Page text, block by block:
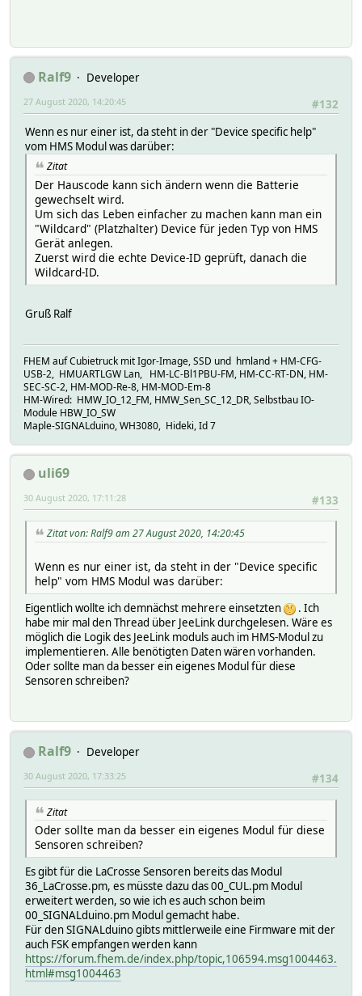
Ralf9
Developer
#132
27 August 2020, 14:20:45
Wenn es nur einer ist, da steht in der "Device specific help"
vom HMS Modul was darüber:
Zitat
Der Hauscode kann sich ändern wenn die Batterie
gewechselt wird.
Um sich das Leben einfacher zu machen kann man ein
"Wildcard" (Platzhalter) Device für jeden Typ von HMS
Gerät anlegen.
Zuerst wird die echte Device-ID geprüft, danach die
Wildcard-ID.
Gruß Ralf
FHEM auf Cubietruck mit Igor-Image, SSD und hmland + HM-CFG-
USB-2, HMUARTLGW Lan, HM-LC-Bl1PBU-FM, HM-CC-RT-DN, HM-
SEC-SC-2, HM-MOD-Re-8, HM-MOD-Em-8
HM-Wired: HMW_IO_12_FM, HMW_Sen_SC_12_DR, Selbstbau IO-
Module HBW_IO_SW
Maple-SIGNALduino, WH3080, Hideki, Id 7
uli69
#133
30 August 2020, 17:11:28
Zitat von: Ralf9 am 27 August 2020, 14:20:45
Wenn es nur einer ist, da steht in der "Device specific
help" vom HMS Modul was darüber:
Eigentlich wollte ich demnächst mehrere einsetzten
. Ich
habe mir mal den Thread über JeeLink durchgelesen. Wäre es
möglich die Logik des JeeLink moduls auch im HMS-Modul zu
implementieren. Alle benötigten Daten wären vorhanden.
Oder sollte man da besser ein eigenes Modul für diese
Sensoren schreiben?
Ralf9
Developer
#134
30 August 2020, 17:33:25
Zitat
Oder sollte man da besser ein eigenes Modul für diese
Sensoren schreiben?
Es gibt für die LaCrosse Sensoren bereits das Modul
36_LaCrosse.pm, es müsste dazu das 00_CUL.pm Modul
erweitert werden, so wie ich es auch schon beim
00_SIGNALduino.pm Modul gemacht habe.
Für den SIGNALduino gibts mittlerweile eine Firmware mit der
auch FSK empfangen werden kann
https://forum.fhem.de/index.php/topic,106594.msg1004463.
html#msg1004463